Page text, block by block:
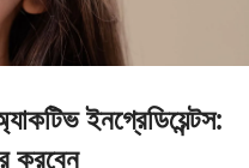
ইনগ্রেডিয়েন্টস:
করবেন